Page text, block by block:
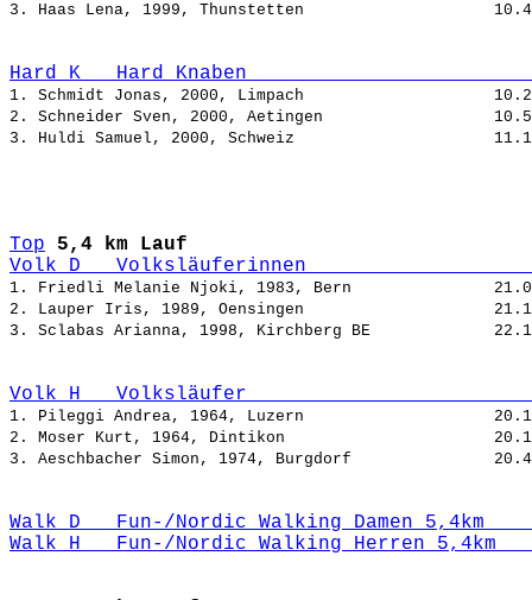
3. Haas Lena, 1999, Thunstetten
Hard_K   Hard Knaben
1. Schmidt Jonas, 2000, Limpach
2. Schneider Sven, 2000, Aetingen
3. Huldi Samuel, 2000, Schweiz
Top
5,4 km Lauf
Volk_D   Volksläuferinnen
1. Friedli Melanie Njoki, 1983, Bern
2. Lauper Iris, 1989, Oensingen
3. Sclabas Arianna, 1998, Kirchberg BE
Volk_H   Volksläufer
1. Pileggi Andrea, 1964, Luzern
2. Moser Kurt, 1964, Dintikon
3. Aeschbacher Simon, 1974, Burgdorf
Walk_D   Fun-/Nordic Walking Damen 5,4km
Walk_H   Fun-/Nordic Walking Herren